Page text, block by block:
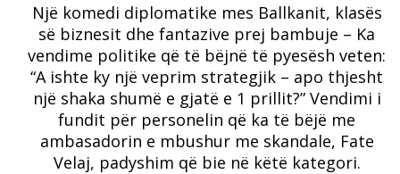
Një komedi diplomatike mes Ballkanit, klasës
së biznesit dhe fantazive prej bambuje – Ka
vendime politike që të bëjnë të pyesësh veten:
“A ishte ky një veprim strategjik – apo thjesht
një shaka shumë e gjatë e 1 prillit?” Vendimi i
fundit për personelin që ka të bëjë me
ambasadorin e mbushur me skandale, Fate
Velaj, padyshim që bie në këtë kategori.